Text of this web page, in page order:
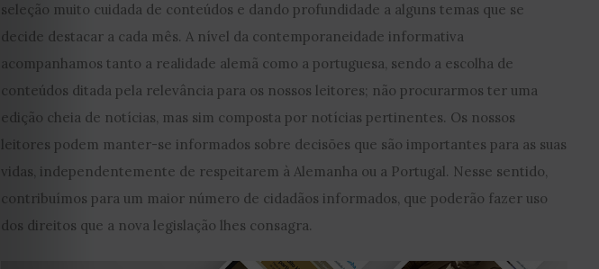
seleção muito cuidada de conteúdos e dando profundidade a alguns temas que se
decide destacar a cada mês. A nível da contemporaneidade informativa
acompanhamos tanto a realidade alemã como a portuguesa, sendo a escolha de
conteúdos ditada pela relevância para os nossos leitores; não procurarmos ter uma
edição cheia de notícias, mas sim composta por notícias pertinentes. Os nossos
leitores podem manter-se informados sobre decisões que são importantes para as suas
vidas, independentemente de respeitarem à Alemanha ou a Portugal. Nesse sentido,
contribuímos para um maior número de cidadãos informados, que poderão fazer uso
dos direitos que a nova legislação lhes consagra.